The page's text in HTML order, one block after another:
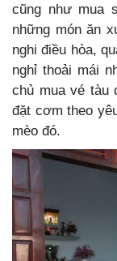
cũng như mua
những món ăn
nghi điều hòa,
nghỉ thoải mái
chủ mua vé tàu
đặt cơm theo
mèo đó.